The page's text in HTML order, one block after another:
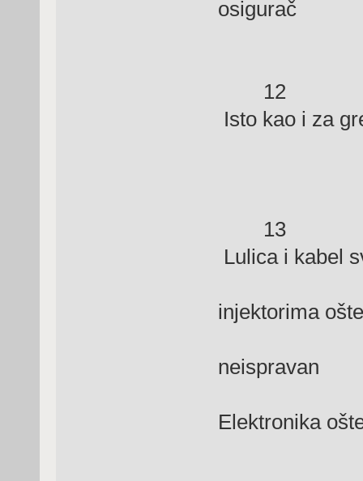
osigurač
12
Isto kao i za
13
Lulica i kabel
injektorima
neispravan
Elektronika